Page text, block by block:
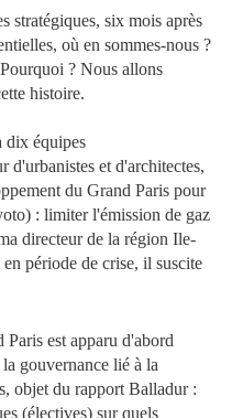
stratégiques, six mois après
où en sommes-nous ?
? Nous allons
histoire.
dix équipes
d'urbanistes et d'architectes,
du Grand Paris pour
: limiter l'émission de gaz
directeur de la région Ile-
période de crise, il suscite
est apparu d'abord
gouvernance lié à la
objet du rapport Balladur :
(électives) sur quels